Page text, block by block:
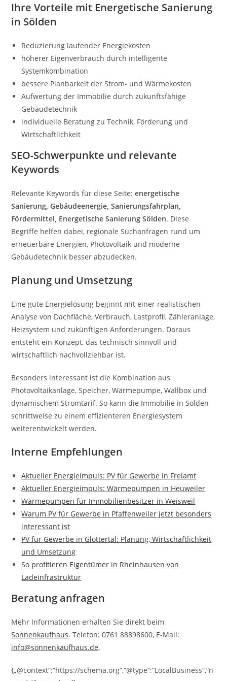
Ihre Vorteile mit Energetische Sanierung
in Sölden
Reduzierung laufender Energiekosten
höherer Eigenverbrauch durch intelligente
Systemkombination
bessere Planbarkeit der Strom- und Wärmekosten
Aufwertung der Immobilie durch zukunftsfähige
Gebäudetechnik
individuelle Beratung zu Technik, Förderung und
Wirtschaftlichkeit
SEO-Schwerpunkte und relevante
Keywords
Relevante Keywords für diese Seite:energetische
Sanierung, Gebäudeenergie, Sanierungsfahrplan,
Fördermittel, Energetische Sanierung Sölden. Diese
Begriffe helfen dabei, regionale Suchanfragen rund um
erneuerbare Energien, Photovoltaik und moderne
Gebäudetechnik besser abzudecken.
Planung und Umsetzung
Eine gute Energielösung beginnt mit einer realistischen
Analyse von Dachfläche, Verbrauch, Lastprofil, Zähleranlage,
Heizsystem und zukünftigen Anforderungen. Daraus
entsteht ein Konzept, das technisch sinnvoll und
wirtschaftlich nachvollziehbar ist.
Besonders interessant ist die Kombination aus
Photovoltaikanlage, Speicher, Wärmepumpe, Wallbox und
dynamischem Stromtarif. So kann die Immobilie in Sölden
schrittweise zu einem effizienteren Energiesystem
weiterentwickelt werden.
Interne Empfehlungen
Aktueller Energieimpuls: PV für Gewerbe in Freiamt
Aktueller Energieimpuls: Wärmepumpen in Heuweiler
Wärmepumpen für Immobilienbesitzer in Weisweil
Warum PV für Gewerbe in Pfaffenweiler jetzt besonders
interessant ist
PV für Gewerbe in Glottertal: Planung, Wirtschaftlichkeit
und Umsetzung
So profitieren Eigentümer in Rheinhausen von
Ladeinfrastruktur
Beratung anfragen
Mehr Informationen erhalten Sie direkt beim
Sonnenkaufhaus. Telefon: 0761 88898600, E-Mail:
info@sonnenkaufhaus.de.
{„@context“:“https://schema.org“,“@type“:“LocalBusiness“,“n